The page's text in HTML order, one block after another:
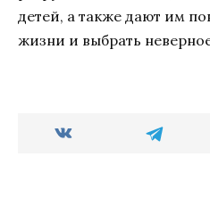
детей, а также дают им
жизни и выбрать